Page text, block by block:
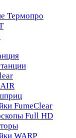
Термопро
FumeClear
Full HD
WARP